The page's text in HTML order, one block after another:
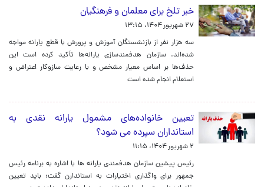
خبر تلخ برای معلمان و فرهنگیان
۲۷ شهریور ۱۴۰۴، ۱۳:۱۵
سه هزار نفر از بازنشستگان آموزش و پرورش با قطع یارانه مواجه
شده‌اند. سازمان هدفمندسازی یارانه‌ها تأکید کرده است این
حذف‌ها بر اساس معیار مشخص و با رعایت سازوکار اعتراض و
استعلام انجام شده است
تعیین خانواده‌های مشمول یارانه نقدی به
استانداران سپرده می شود؟
۲ شهریور ۱۴۰۴، ۱۱:۱۵
رئیس پیشین سازمان هدفمندی یارانه ها با اشاره به برنامه رئیس
جمهور برای واگذاری اختیارات به استاندارن گفت: باید تعیین